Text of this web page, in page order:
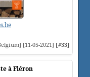
[11-05-2021] [#33]
à Fléron